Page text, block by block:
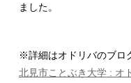
ました。
※詳細はオドリバのブロ
北見市ことぶき大学 :